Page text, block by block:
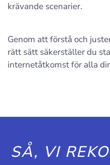
krävande scenarier.
Genom att förstå och
rätt sätt säkerställer du
internetåtkomst för alla
SÅ, VI